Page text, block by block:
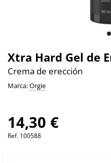
Xtra Hard Gel de
Crema de erección
Marca:Orgie
14,30 €
Ref. 100588